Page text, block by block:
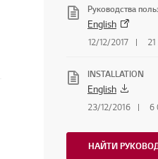
Руководства
English
12/12/2017
INSTALLATION
English
23/12/2016 6
НАЙТИ